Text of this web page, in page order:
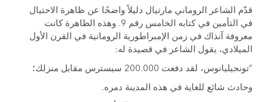
قدّم الشاعر الروماني مارتيال دليلاً واضحًا عن ظاهرة الاحتيال
في التأمين في كتابه الخامس رقم 9. وهذه الظاهرة كانت
معروفة آنذاك في زمن الإمبراطورية الرومانية في القرن الأول
الميلادي، يقول الشاعر في قصيدة له:
“تونجيليانوس، لقد دفعت 200.000 سيسترس مقابل منزلك؛
وحادث شائع للغاية في هذه المدينة دمره.